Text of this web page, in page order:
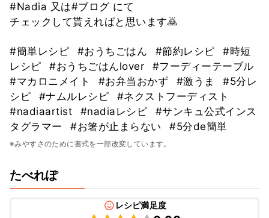
#Nadia 又は#ブログ にて
チェックして貰えればと思います🙇
#簡単レシピ #おうちごはん #節約レシピ
#時短
レシピ
#おうちごはんlover
#フーディーテーブル
#マカロニメイト
#お弁当おかず #激うま
#5分レ
シピ
#ナムルレシピ
#ネクストフーディスト
#nadiaartist
#nadiaレシピ
#サンキュ公式インス
タグラマー
#お箸が止まらない #5分de簡単
※みやすさのために書式を一部改変しています。
たべれぽ
レシピ満足度